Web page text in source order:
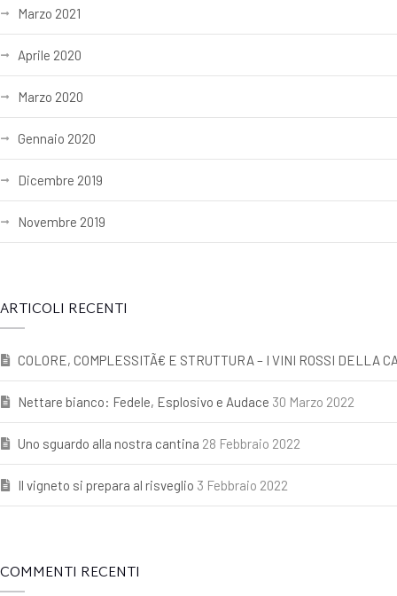
Marzo 2021
Aprile 2020
Marzo 2020
Gennaio 2020
Dicembre 2019
Novembre 2019
ARTICOLI RECENTI
COLORE, COMPLESSITÃ€ E STRUTTURA – I VINI ROSSI DELLA
Nettare bianco: Fedele, Esplosivo e Audace 30 Marzo 2022
Uno sguardo alla nostra cantina 28 Febbraio 2022
Il vigneto si prepara al risveglio 3 Febbraio 2022
COMMENTI RECENTI